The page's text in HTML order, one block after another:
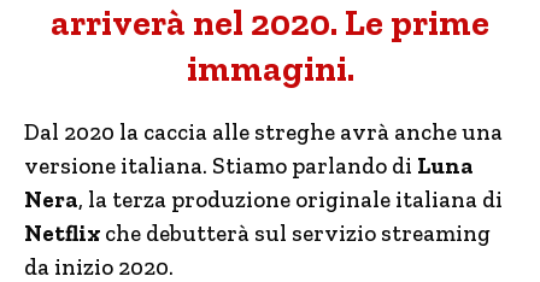
arriverà nel 2020. Le prime
immagini.
Dal 2020 la caccia alle streghe avrà anche una
versione italiana. Stiamo parlando di Luna
Nera, la terza produzione originale italiana di
Netflix che debutterà sul servizio streaming
da inizio 2020.